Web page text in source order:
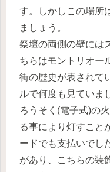
す。しかしこの場所
ましょう。
祭壇の両側の壁には
ちらはモントリオー
街の歴史が表されて
ルで何度も見ていま
ろうそく(電子式)の
る事により灯すこと
ードでも支払いでし
があり、こちらの装